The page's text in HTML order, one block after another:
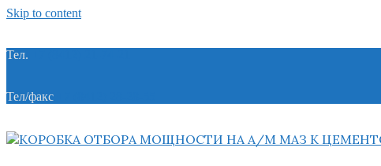
Skip to content
Тел.
Тел/факс